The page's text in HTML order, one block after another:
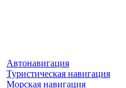
Автонавигация
Туристическая навигация
Морская навигация